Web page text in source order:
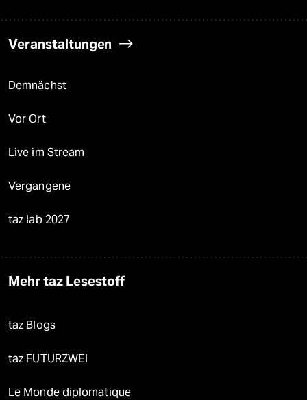
Veranstaltungen
Demnächst
Vor Ort
Live im Stream
Vergangene
taz lab 2027
Mehr taz Lesestoff
taz Blogs
taz FUTURZWEI
Le Monde diplomatique